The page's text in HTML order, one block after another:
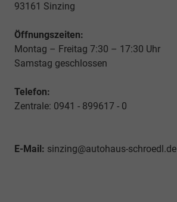
93161 Sinzing
Öffnungszeiten:
Montag – Freitag 7:30 – 17:30 Uhr
Samstag geschlossen
Telefon:
Zentrale: 0941 - 899617 - 0
E-Mail: sinzing@autohaus-schroedl.de